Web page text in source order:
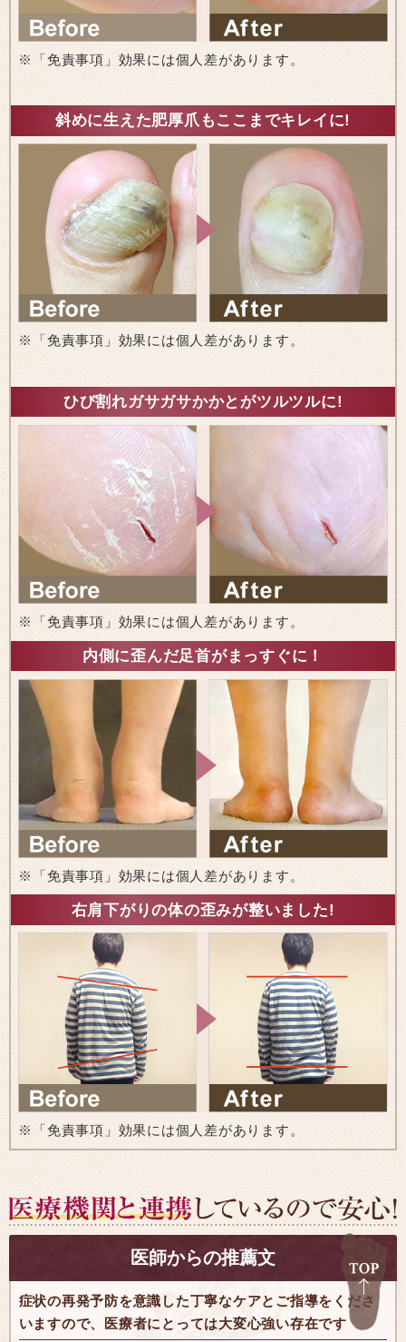
※「免責事項」効果には個人差があります。
斜めに生えた肥厚爪もここまでキレイに!
※「免責事項」効果には個人差があります。
ひび割れガサガサかかとがツルツルに!
※「免責事項」効果には個人差があります。
内側に歪んだ足首がまっすぐに！
※「免責事項」効果には個人差があります。
右肩下がりの体の歪みが整いました!
※「免責事項」効果には個人差があります。
医師からの推薦文
症状の再発予防を意識した丁寧なケアとご指導をくださ
いますので、医療者にとっては大変心強い存在です